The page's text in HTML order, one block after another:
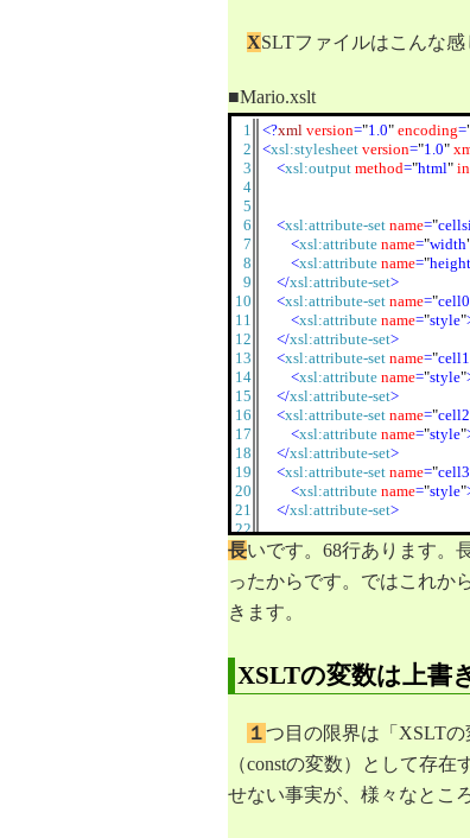
19
20
00222000022200
<row value ="
XSLTファイルはこんな感
■Mario.xslt
1
2
3
4
5
6
7
8
9
10
11
12
13
14
15
16
17
18
19
20
21
22
23
25
26
27
30
31
32
34
35
36
<?xml version="1.0" encoding=
<xsl:stylesheet version="1.0"
<xsl:output method="html"
<xsl:attribute-set name="
<xsl:attribute name="width
<xsl:attribute name="height
</xsl:attribute-set>
<xsl:attribute-set name="cell0
<xsl:attribute name="style"
</xsl:attribute-set>
<xsl:attribute-set name="cell1
<xsl:attribute name="style"
</xsl:attribute-set>
<xsl:attribute-set name="cell2
<xsl:attribute name="style"
</xsl:attribute-set>
<xsl:attribute-set name="cell3
<xsl:attribute name="style"
</xsl:attribute-set>
<table border="0 "
<
</
xsl:template
<
<tr>
<xsl:call-template name=
<xsl:with-param name =
<xsl:with-param name=
長いです。68行あります。
ったからです。ではこれか
きます。
XSLTの変数は上書
１つ目の限界は「XSLT
（constの変数）として存
せない事実が、様々なとこ